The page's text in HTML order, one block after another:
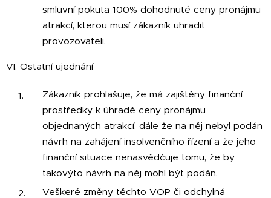
smluvní pokuta 100% dohodnuté ceny pronájmu
atrakcí, kterou musí zákazník uhradit
provozovateli.
VI. Ostatní ujednání
Zákazník prohlašuje, že má zajištěny finanční
prostředky k úhradě ceny pronájmu
objednaných atrakcí, dále že na něj nebyl podán
návrh na zahájení insolvenčního řízení a že jeho
finanční situace nenasvědčuje tomu, že by
takovýto návrh na něj mohl být podán.
Veškeré změny těchto VOP či odchylná